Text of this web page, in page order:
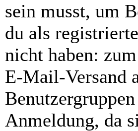
sein musst, um
du als
nicht haben:
E-Mail-Versand
Anmeldung, da